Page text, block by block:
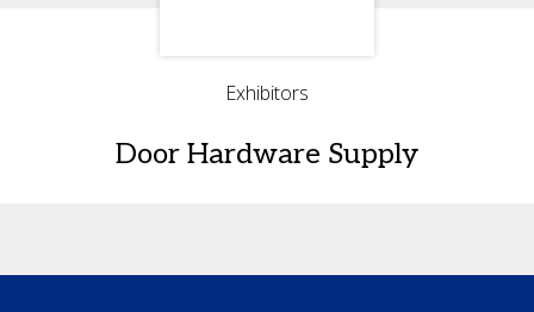
Exhibitors
Door Hardware Supply